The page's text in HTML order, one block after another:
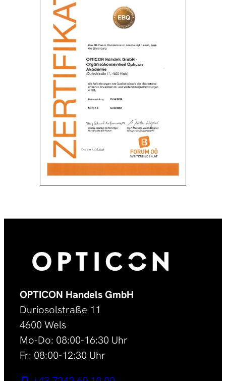
OPTICON Handels GmbH
Duriosolstraße 11
4600 Wels
Mo-Do: 08:00-16:30 Uhr
Fr: 08:00-12:30 Uhr